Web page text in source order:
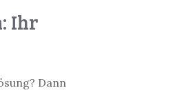
Ihr
Dann